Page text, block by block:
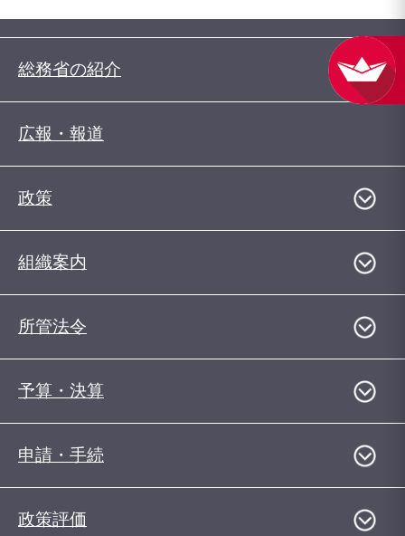
総務省の紹介
広報・報道
政策
組織案内
所管法令
予算・決算
申請・手続
政策評価